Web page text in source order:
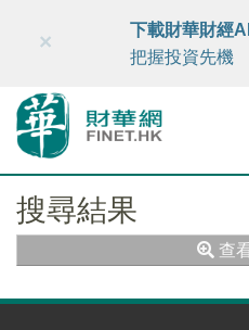
財華智庫網 FINTV
×
下載財華財經
把握投資先機
搜尋結果
查